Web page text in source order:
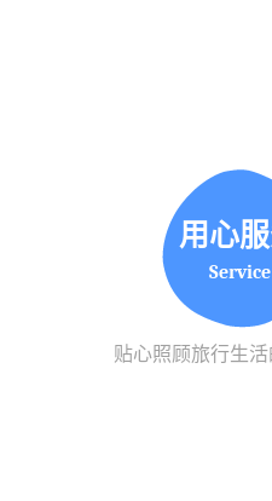
用心
Service
贴心照顾旅行生